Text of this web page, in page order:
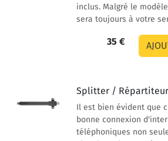
inclus. Malgré le
sera toujours à votre
35 €
Splitter / Répartiteur
Il est bien évident que
bonne connexion
téléphoniques non